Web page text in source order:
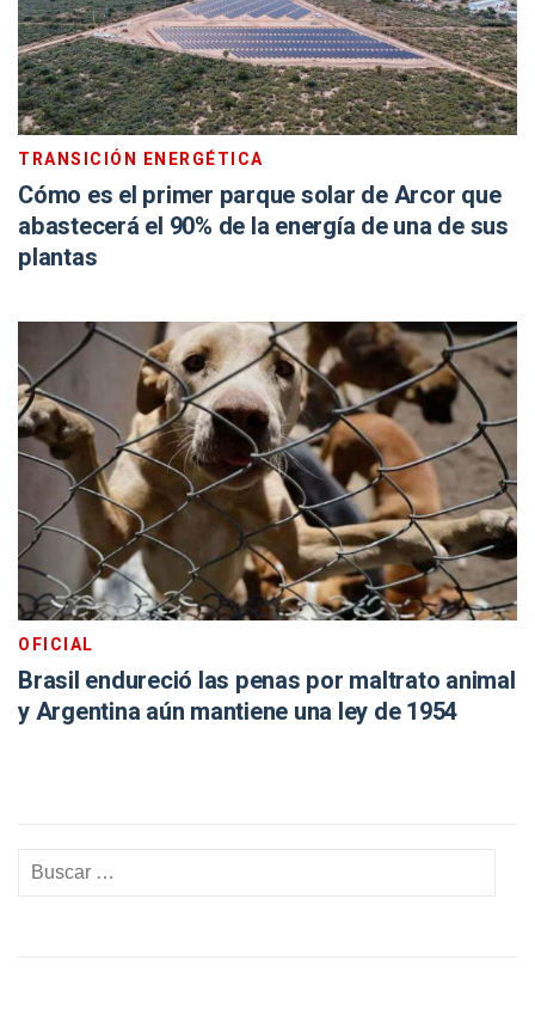
TRANSICIÓN ENERGÉTICA
Cómo es el primer parque solar de Arcor que
abastecerá el 90% de la energía de una de sus
plantas
OFICIAL
Brasil endureció las penas por maltrato animal
y Argentina aún mantiene una ley de 1954